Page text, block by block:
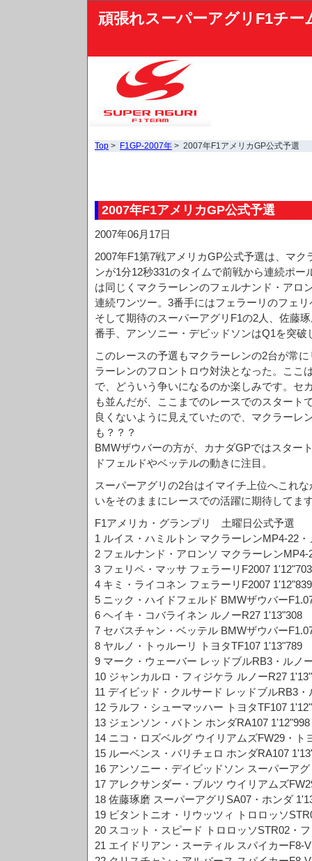
頑張れスーパーアグリF1チー
Top > F1GP-2007年 > 2007年F1アメリカGP公式予選
2007年F1アメリカGP公式予選
2007年06月17日
2007年F1第7戦アメリカGP公式予選は、マ
ンが1分12秒331のタイムで前戦から連続ポー
は同じくマクラーレンのフェルナンド・アロ
連続ワンツー。3番手にはフェラーリのフェ
そして期待のスーパーアグリF1の2人、佐藤
番手、アンソニー・デビッドソンはQ1を突破
このレースの予選もマクラーレンの2台が常
ラーレンのフロントロウ対決となった。ここ
で、どういう争いになるのか楽しみです。セ
も並んだが、ここまでのレースでのスタート
良くないように見えていたので、マクラーレ
も？？？
BMWザウバーの方が、カナダGPではスター
ドフェルドやベッテルの動きに注目。
スーパーアグリの2台はイマイチ上位へこれ
いをそのままにレースでの活躍に期待してま
F1アメリカ・グランプリ 土曜日公式予選
1 ルイス・ハミルトン マクラーレンMP4-22
2 フェルナンド・アロンソ マクラーレン
3 フェリペ・マッサ フェラーリF2007 1'12"703
4 キミ・ライコネン フェラーリF2007 1'12"839
5 ニック・ハイドフェルド BMWザウバー
6 ヘイキ・コバライネン ルノーR27 1'13"308
7 セバスチャン・ベッテル BMWザウバー
8 ヤルノ・トゥルーリ トヨタTF107 1'13"789
9 マーク・ウェーバー レッドブルRB3・ルノ
10 ジャンカルロ・フィジケラ ルノーR27
11 デイビッド・クルサード レッドブルRB3・
12 ラルフ・シューマッハー トヨタTF107
13 ジェンソン・バトン ホンダRA107 1'12"998
14 ニコ・ロズベルグ ウイリアムズFW29・ト
15 ルーベンス・バリチェロ ホンダRA107
16 アンソニー・デイビッドソン スーパーア
17 アレクサンダー・ブルツ ウイリアムズ
18 佐藤琢磨 スーパーアグリSA07・ホンダ
19 ビタントニオ・リウッツィ トロロッソ
20 スコット・スピード トロロッソSTR02・
21 エイドリアン・スーティル スパイカーF8-